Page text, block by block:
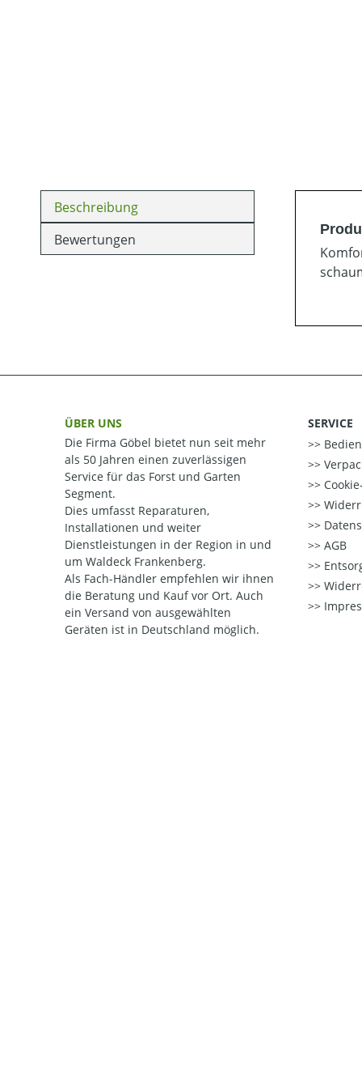
Beschreibung
Bewertungen
ÜBER UNS
Die Firma Göbel bietet nun seit mehr
als 50 Jahren einen zuverlässigen
Service für das Forst und Garten
Segment.
Dies umfasst Reparaturen,
Installationen und weiter
Dienstleistungen in der Region in und
um Waldeck Frankenberg.
Als Fach-Händler empfehlen wir ihnen
die Beratung und Kauf vor Ort. Auch
ein Versand von ausgewählten
Geräten ist in Deutschland möglich.
SERVICE
AGB